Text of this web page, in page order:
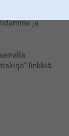
ja
linkkiä.